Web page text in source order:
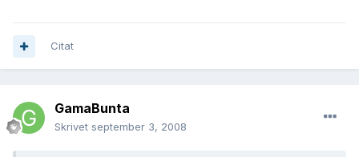
Citat
GamaBunta
Skrivet september 3, 2008